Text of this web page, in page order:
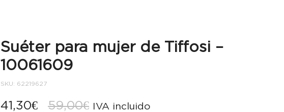
Suéter para mujer de Tiffosi –
10061609
SKU: 62219627
59,00€ El
41,30€
El
IVA incluido